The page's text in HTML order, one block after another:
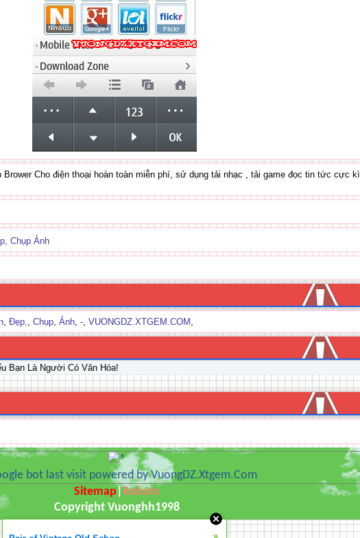
Cho điện thoại hoàn toàn miễn phí, sử dụng tải nhạc , tải game đọc tin tức cực kì
Chụp Ảnh
, Đẹp,, Chụp, Ảnh, -, VUONGDZ.XTGEM.COM ,
Bạn Là Người Có Văn Hóa!
Sitemap |Robots
Copyright Vuonghh1998